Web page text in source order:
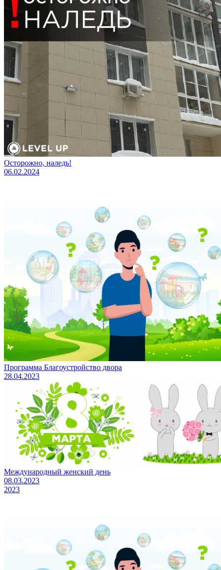
Осторожно, наледь!
06.02.2024
Программа Благоустройство двора
28.04.2023
Международный женский день
08.03.2023
2023